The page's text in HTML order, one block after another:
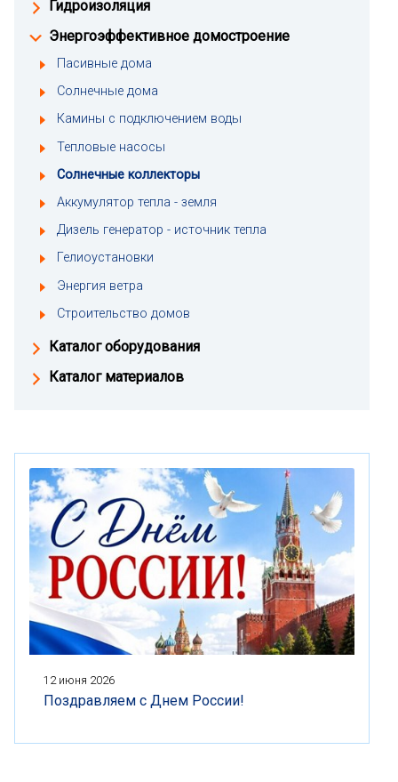
Гидроизоляция
Энергоэффективное домостроение
Пасивные дома
Солнечные дома
Камины с подключением воды
Тепловые насосы
Солнечные коллекторы
Аккумулятор тепла - земля
Дизель генератор - источник тепла
Гелиоустановки
Энергия ветра
Строительство домов
Каталог оборудования
Каталог материалов
12 июня 2026
Поздравляем с Днем России!